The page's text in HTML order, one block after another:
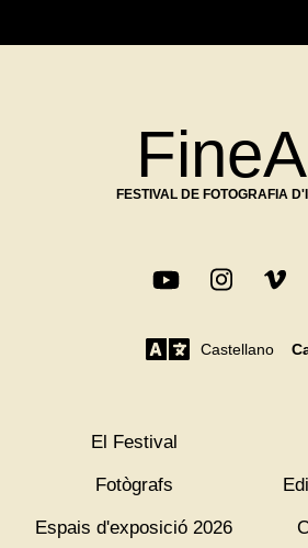
FESTIVAL DE FOTOGRAFIA
Castellano
El Festival
Fotògrafs
Espais d'exposició 2026